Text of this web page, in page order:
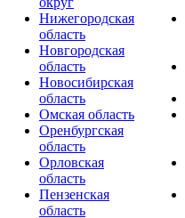
Нижегородская
область
Новгородская
область
Новосибирская
область
Омская область
Оренбургская
область
Орловская
область
Пензенская
область